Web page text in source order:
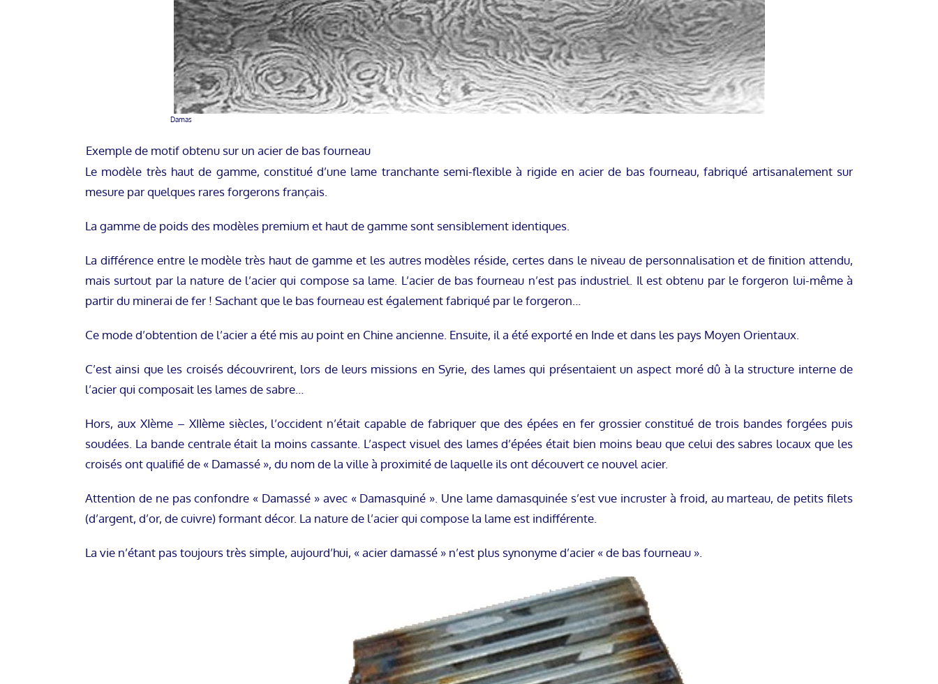
Damas
Exemple de motif obtenu sur un acier de bas fourneau
Le modèle très haut de gamme, constitué d’une lame tranchante semi-flexible à rigide en acier de bas fourneau, fabriqué artisanalement sur
mesure par quelques rares forgerons français.
La gamme de poids des modèles premium et haut de gamme sont sensiblement identiques.
La différence entre le modèle très haut de gamme et les autres modèles réside, certes dans le niveau de personnalisation et de finition attendu,
mais surtout par la nature de l’acier qui compose sa lame. L’acier de bas fourneau n’est pas industriel. Il est obtenu par le forgeron lui-même à
partir du minerai de fer ! Sachant que le bas fourneau est également fabriqué par le forgeron…
Ce mode d’obtention de l’acier a été mis au point en Chine ancienne. Ensuite, il a été exporté en Inde et dans les pays Moyen Orientaux.
C’est ainsi que les croisés découvrirent, lors de leurs missions en Syrie, des lames qui présentaient un aspect moré dû à la structure interne de
l’acier qui composait les lames de sabre…
Hors, aux XIème – XIIème siècles, l’occident n’était capable de fabriquer que des épées en fer grossier constitué de trois bandes forgées puis
soudées. La bande centrale était la moins cassante. L’aspect visuel des lames d’épées était bien moins beau que celui des sabres locaux que les
croisés ont qualifié de « Damassé », du nom de la ville à proximité de laquelle ils ont découvert ce nouvel acier.
Attention de ne pas confondre « Damassé » avec « Damasquiné ». Une lame damasquinée s’est vue incruster à froid, au marteau, de petits filets
(d’argent, d’or, de cuivre) formant décor. La nature de l’acier qui compose la lame est indifférente.
La vie n’étant pas toujours très simple, aujourd’hui, « acier damassé » n’est plus synonyme d’acier « de bas fourneau ».